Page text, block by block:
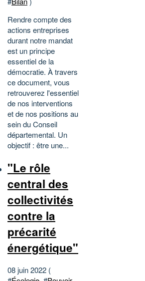
Rendre compte des
actions entreprises
durant notre mandat
est un principe
essentiel de la
démocratie. À travers
ce document, vous
retrouverez l'essentiel
de nos interventions
et de nos positions au
sein du Conseil
départemental. Un
objectif : être une...
"Le rôle
central des
collectivités
contre la
précarité
énergétique"
08 juin 2022 (